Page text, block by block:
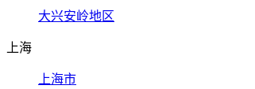
大兴安岭地区
上海
上海市